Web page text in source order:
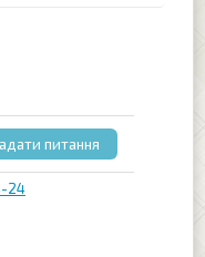
24
питання